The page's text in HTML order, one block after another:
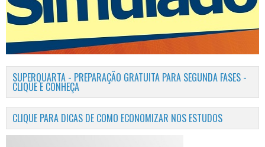
SUPERQUARTA - PREPARAÇÃO GRATUITA PARA SEGUNDA FASES -
CLIQUE E CONHEÇA
CLIQUE PARA DICAS DE COMO ECONOMIZAR NOS ESTUDOS